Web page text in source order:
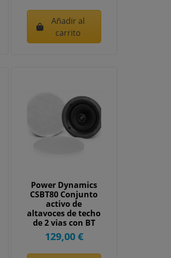
Añadir al
carrito
Power Dynamics
CSBT80 Conjunto
activo de
altavoces de techo
de 2 vias con BT
140W 8"...
129,00 €